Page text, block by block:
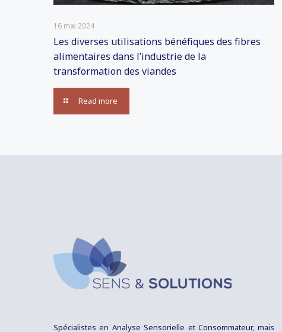
16 mai 2024
Les diverses utilisations bénéfiques des fibres
alimentaires dans l’industrie de la
transformation des viandes
Read more
Spécialistes en Analyse Sensorielle et Consommateur, mais